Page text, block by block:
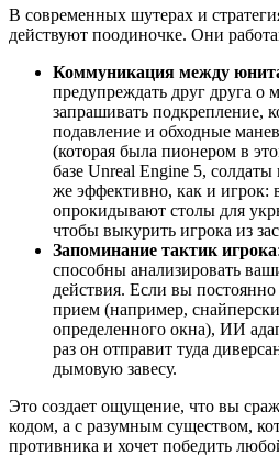
В современных шутерах и
действуют поодиночке. Они
Коммуникация между
предупреждать друг друга о
запрашивать подкрепление,
подавление и обходные
(которая была пионером в
базе Unreal Engine 5,
же эффективно, как и игрок:
опрокидывают столы для
чтобы выкурить игрока из
Запоминание тактик игрока
способны анализировать
действия. Если вы
прием (например,
определенного окна), ИИ
раз он отправит туда
дымовую завесу.
Это создает ощущение, что вы
кодом, а с разумным существом,
противника и хочет победить